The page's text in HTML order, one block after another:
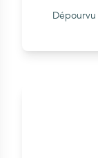
Dépourvu